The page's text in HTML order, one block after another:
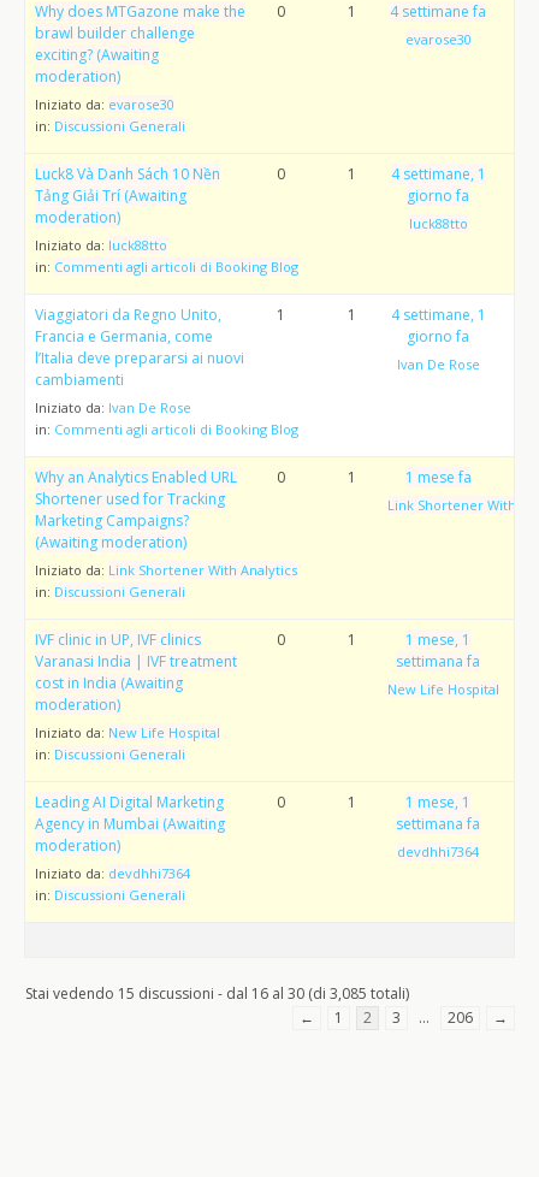
Why does MTGazone make the
brawl builder challenge
exciting? (Awaiting
moderation)
Iniziato da: evarose30
in: Discussioni Generali
0 1 4 settimane fa
evarose30
Luck8 Và Danh Sách 10 Nền
Tảng Giải Trí (Awaiting
moderation)
Iniziato da: luck88tto
in: Commenti agli articoli di Booking Blog
0 1
4 settimane, 1
giorno fa
luck88tto
Viaggiatori da Regno Unito,
Francia e Germania, come
l’Italia deve prepararsi ai nuovi
cambiamenti
Iniziato da: Ivan De Rose
in: Commenti agli articoli di Booking Blog
1 1
4 settimane, 1
giorno fa
Ivan De Rose
Why an Analytics Enabled URL
Shortener used for Tracking
Marketing Campaigns?
(Awaiting moderation)
Iniziato da: Link Shortener With Analytics
in: Discussioni Generali
0 1 1 mese fa
Link Shortener With
IVF clinic in UP, IVF clinics
Varanasi India | IVF treatment
cost in India (Awaiting
moderation)
Iniziato da: New Life Hospital
in: Discussioni Generali
0 1
1 mese, 1
settimana fa
New Life Hospital
Leading AI Digital Marketing
Agency in Mumbai (Awaiting
moderation)
Iniziato da: devdhhi7364
in: Discussioni Generali
0 1
1 mese, 1
settimana fa
devdhhi7364
Stai vedendo 15 discussioni - dal 16 al 30 (di 3,085 totali)
←
1 2 3 … 206 →